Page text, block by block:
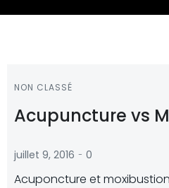
NON CLASSÉ
Acupuncture vs
juillet 9, 2016 - 0
Acuponcture et